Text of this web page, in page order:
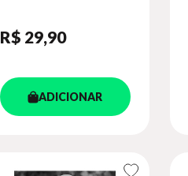
R$ 29,90
ADICIONAR